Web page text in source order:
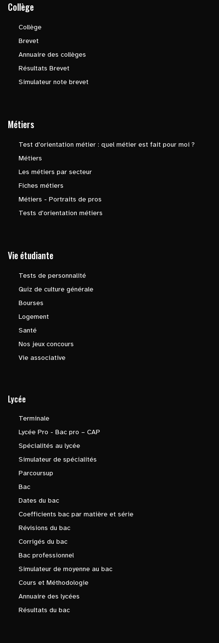
Collège
Collège
Brevet
Annuaire des collèges
Résultats Brevet
Simulateur note brevet
Métiers
Test d'orientation métier : quel métier est fait pour moi ?
Métiers
Les métiers par secteur
Fiches métiers
Métiers - Portraits de pros
Tests d'orientation métiers
Vie étudiante
Tests de personnalité
Quiz de culture générale
Bourses
Logement
Santé
Nos jeux concours
Vie associative
Lycée
Terminale
Lycée Pro - Bac pro – CAP
Spécialités au lycée
Simulateur de spécialités
Parcoursup
Bac
Dates du bac
Coefficients bac par matière et série
Révisions du bac
Corrigés du bac
Bac professionnel
Simulateur de moyenne au bac
Cours et Méthodologie
Annuaire des lycées
Résultats du bac